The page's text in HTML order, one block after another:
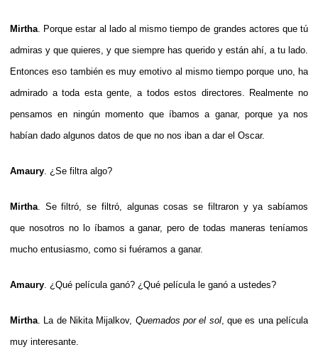
Mirtha . Porque estar al lado al mismo tiempo de grandes actores que tú
admiras y que quieres, y que siempre has querido y están ahí, a tu lado.
Entonces eso también es muy emotivo al mismo tiempo porque uno, ha
admirado a toda esta gente, a todos estos directores. Realmente no
pensamos en ningún momento que íbamos a ganar, porque ya nos
habían dado algunos datos de que no nos iban a dar el Oscar.
Amaury . ¿Se filtra algo?
Mirtha . Se filtró, se filtró, algunas cosas se filtraron y ya sabíamos
que nosotros no lo íbamos a ganar, pero de todas maneras teníamos
mucho entusiasmo, como si fuéramos a ganar.
Amaury . ¿Qué película ganó? ¿Qué película le ganó a ustedes?
Mirtha . La de Nikita Mijalkov, Quemados por el sol, que es una película
muy interesante.